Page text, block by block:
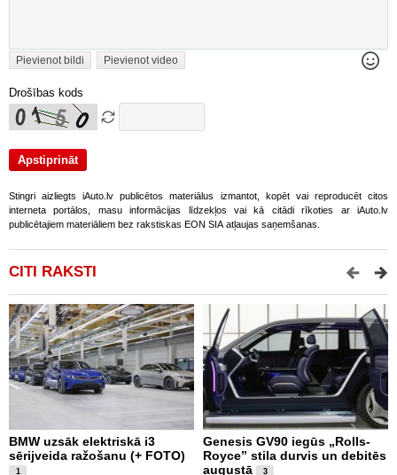
Pievienot bildi Pievienot video
Drošības kods
Stingri aizliegts iAuto.lv publicētos materiālus izmantot, kopēt vai reproducēt citos
interneta portālos, masu informācijas līdzekļos vai kā citādi rīkoties ar iAuto.lv
publicētajiem materiāliem bez rakstiskas EON SIA atļaujas saņemšanas.
CITI RAKSTI
BMW uzsāk elektriskā i3
sērijveida ražošanu (+ FOTO)
1
Genesis GV90 iegūs „Rolls-
Royce” stila durvis un debitēs
augustā
3